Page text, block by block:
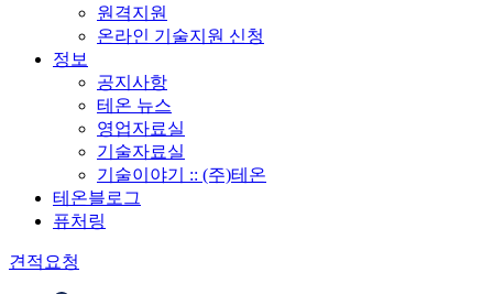
원격지원
온라인 기술지원 신청
정보
공지사항
테온 뉴스
영업자료실
기술자료실
기술이야기 :: (주)테온
테온블로그
퓨처링
견적요청